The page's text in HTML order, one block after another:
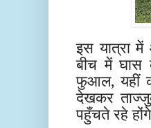
इस यात्रा
बीच में घास
फुआल, यहीं
देखकर
पहुँचते रहे